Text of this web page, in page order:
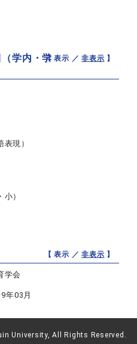
学内・学【 表示 ／非表示 】
現）
）
【 表示 ／非表示 】
学会
年03月
University, All Rights Reserved.